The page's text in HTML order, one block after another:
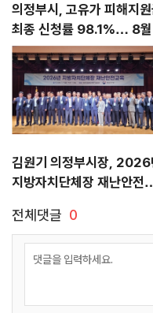
의정부시, 고유가 피해지
최종 신청률 98.1%… 8
1일까지 사용 당부
김원기 의정부시장, 2026
지방자치단체장 재난안전교
전체댓글 0